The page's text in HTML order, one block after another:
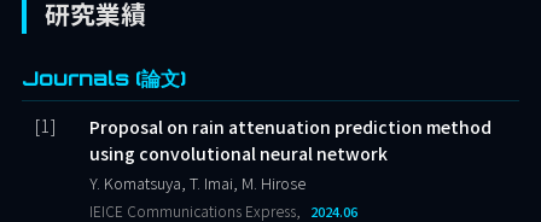
研究業績
Journals (論文)
Proposal on rain attenuation prediction method
using convolutional neural network
Y. Komatsuya, T. Imai, M. Hirose
IEICE Communications Express, 2024.06